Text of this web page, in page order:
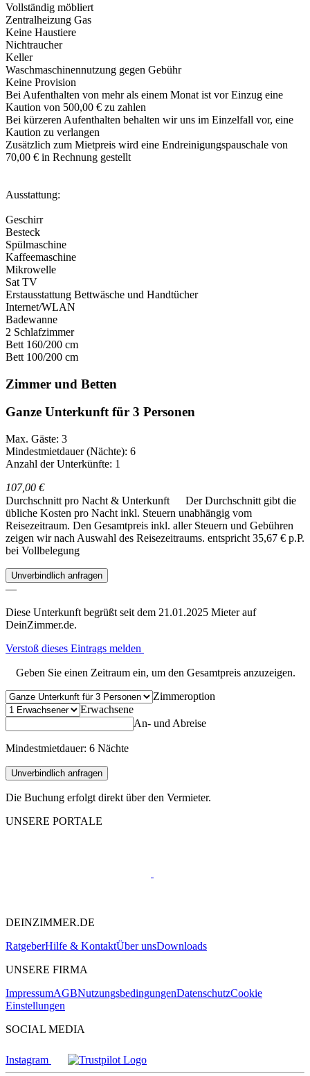
Vollständig möbliert
Zentralheizung Gas
Keine Haustiere
Nichtraucher
Keller
Waschmaschinennutzung gegen Gebühr
Keine Provision
Bei Aufenthalten von mehr als einem Monat ist vor Einzug eine
Kaution von 500,00 € zu zahlen
Bei kürzeren Aufenthalten behalten wir uns im Einzelfall vor, eine
Kaution zu verlangen
Zusätzlich zum Mietpreis wird eine Endreinigungspauschale von
70,00 € in Rechnung gestellt
Ausstattung:
Geschirr
Besteck
Spülmaschine
Kaffeemaschine
Mikrowelle
Sat TV
Erstausstattung Bettwäsche und Handtücher
Internet/WLAN
Badewanne
2 Schlafzimmer
Bett 160/200 cm
Bett 100/200 cm
Zimmer und Betten
Ganze Unterkunft für 3 Personen
Max. Gäste: 3
Mindestmietdauer (Nächte): 6
Anzahl der Unterkünfte: 1
107,00 €
Durchschnitt pro Nacht & Unterkunft
Der Durchschnitt gibt die
übliche Kosten pro Nacht inkl. Steuern unabhängig vom
Reisezeitraum. Den Gesamtpreis inkl. aller Steuern und Gebühren
zeigen wir nach Auswahl des Reisezeitraums. entspricht 35,67 € p.P.
bei Vollbelegung
Unverbindlich anfragen
—
Diese Unterkunft begrüßt seit dem 21.01.2025 Mieter auf
DeinZimmer.de.
Verstoß dieses Eintrags melden
Geben Sie einen Zeitraum ein, um den Gesamtpreis anzuzeigen.
Zimmeroption
Erwachsene
An- und Abreise
Mindestmietdauer: 6 Nächte
Unverbindlich anfragen
Die Buchung erfolgt direkt über den Vermieter.
UNSERE PORTALE
DEINZIMMER.DE
RatgeberHilfe & KontaktÜber unsDownloads
UNSERE FIRMA
ImpressumAGBNutzungsbedingungenDatenschutzCookie
Einstellungen
SOCIAL MEDIA
Instagram